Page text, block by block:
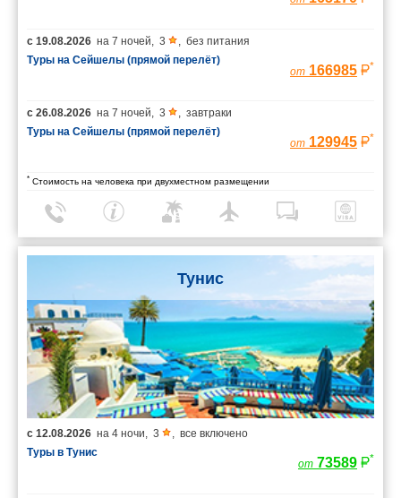
с 19.08.2026 на 7 ночей 3
без питания
Туры на Сейшелы (прямой перелёт)
от 166985 *
с 26.08.2026 на 7 ночей 3
завтраки
Туры на Сейшелы (прямой перелёт)
от 129945 *
* Стоимость на человека при двухместном размещении
Тунис
с 12.08.2026 на 4 ночи, 3 , все включено
Туры в Тунис
от 73589 *